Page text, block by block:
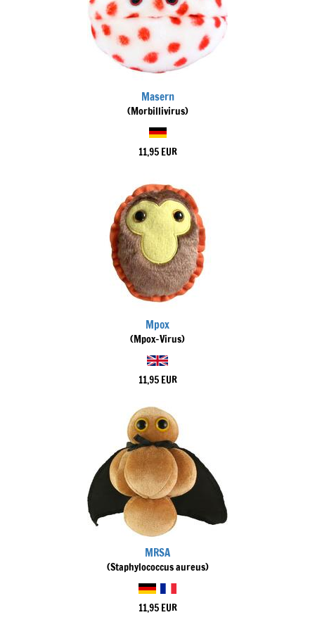
Masern
(Morbillivirus)
11,95 EUR
Mpox
(Mpox-Virus)
11,95 EUR
MRSA
(Staphylococcus aureus)
11,95 EUR